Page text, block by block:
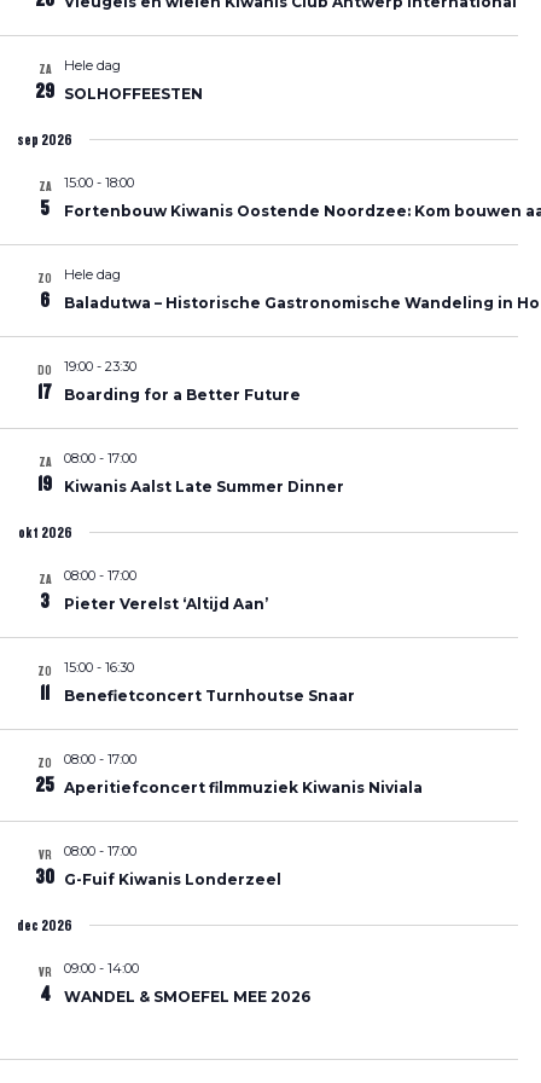
ZA
29
Hele dag
SOLHOFFEESTEN
sep 2026
ZA
5
15:00 - 18:00
Fortenbouw Kiwanis Oostende Noordzee: Kom bouwen
ZO
6
Hele dag
Baladutwa – Historische Gastronomische Wandeling in
DO
17
19:00 - 23:30
Boarding for a Better Future
ZA
19
08:00 - 17:00
Kiwanis Aalst Late Summer Dinner
okt 2026
ZA
3
08:00 - 17:00
Pieter Verelst ‘Altijd Aan’
ZO
11
15:00 - 16:30
Benefietconcert Turnhoutse Snaar
ZO
25
08:00 - 17:00
Aperitiefconcert filmmuziek Kiwanis Niviala
VR
30
08:00 - 17:00
G-Fuif Kiwanis Londerzeel
dec 2026
VR
4
09:00 - 14:00
WANDEL & SMOEFEL MEE 2026